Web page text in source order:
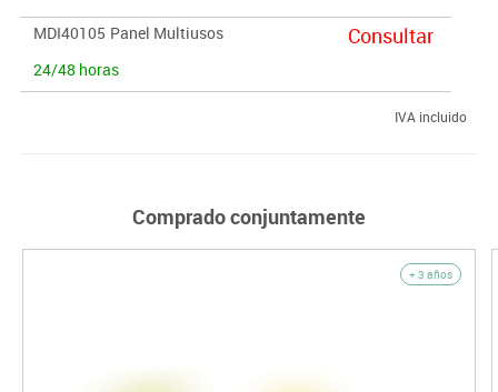
MDI40105 Panel Multiusos
24/48 horas
Consultar
IVA incluido
Comprado conjuntamente
+ 3 años